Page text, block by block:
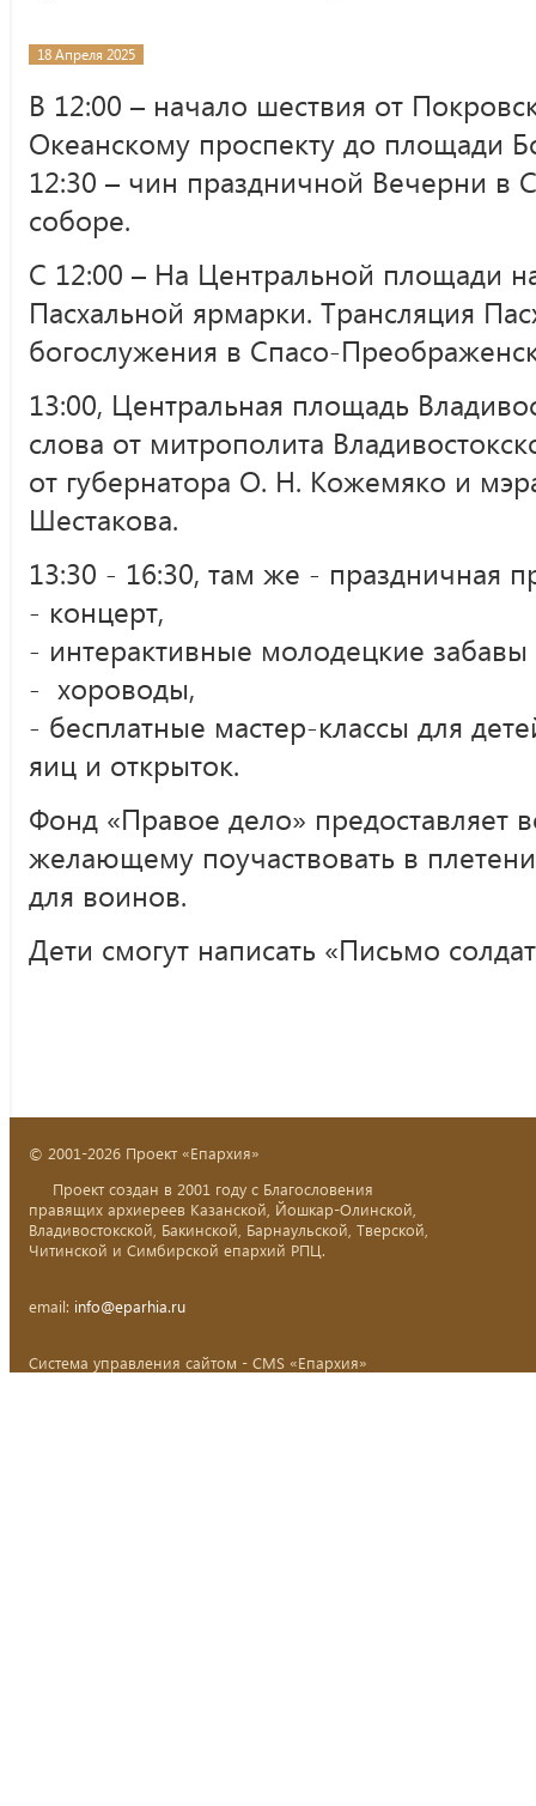
18 Апреля 2025
В 12:00 – начало шествия от
Океанскому проспекту до площади
12:30 – чин праздничной Вечерни в
соборе.
С 12:00 – На Центральной площади
Пасхальной ярмарки. Трансляция
богослужения в Спасо-
13:00, Центральная площадь
слова от митрополита
от губернатора О. Н. Кожемяко и
Шестакова.
13:30 - 16:30, там же - праздничная
- концерт,
- интерактивные молодецкие
- хороводы,
- бесплатные мастер-классы для
яиц и открыток.
Фонд «Правое дело» предоставляет
желающему поучаствовать в
для воинов.
Дети смогут написать «Письмо
© 2001-2026 Проект «Епархия»
Проект создан в 2001 году с Благословения
правящих архиереев Казанской, Йошкар-Олинской,
Владивостокской, Бакинской, Барнаульской, Тверской,
Читинской и Симбирской епархий РПЦ.
email: info@eparhia.ru
Система управления сайтом - CMS «Епархия»